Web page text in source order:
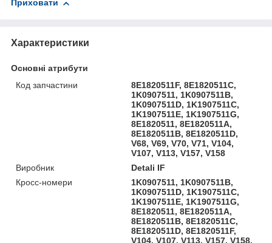
Приховати
Характеристики
Основні атрибути
Код запчастини
8E1820511F, 8E1820511C,
1K0907511, 1K0907511B,
1K0907511D, 1K1907511C,
1K1907511E, 1K1907511G,
8E1820511, 8E1820511A,
8E1820511B, 8E1820511D,
V68, V69, V70, V71, V104,
V107, V113, V157, V158
Виробник
Detali IF
Кросс-номери
1K0907511, 1K0907511B,
1K0907511D, 1K1907511C,
1K1907511E, 1K1907511G,
8E1820511, 8E1820511A,
8E1820511B, 8E1820511C,
8E1820511D, 8E1820511F,
V104, V107, V113, V157, V158,